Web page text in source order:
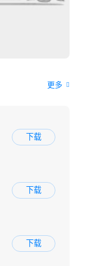
更多
下载
下载
下载